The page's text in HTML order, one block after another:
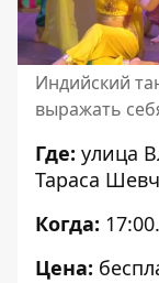
Индийский
выражать
Где: улица
Тараса
Когда: 17:00.
Цена: